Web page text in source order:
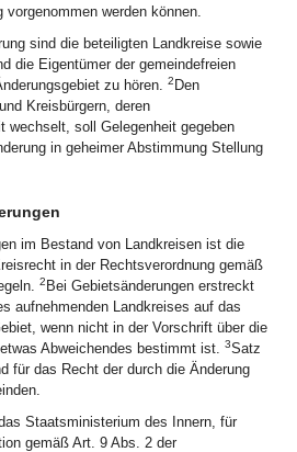
vorgenommen werden können.
sind die beteiligten Landkreise sowie
die Eigentümer der gemeindefreien
zu hören. 2 Den
Kreisbürgern, deren
wechselt, soll Gelegenheit gegeben
in geheimer Abstimmung Stellung
im Bestand von Landkreisen ist die
in der Rechtsverordnung gemäß
2 Bei Gebietsänderungen erstreckt
aufnehmenden Landkreises auf das
wenn nicht in der Vorschrift über die
Abweichendes bestimmt ist. 3Satz
für das Recht der durch die Änderung
Staatsministerium des Innern, für
gemäß Art. 9 Abs. 2 der